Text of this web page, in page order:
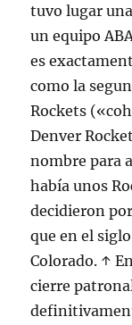
tuvo lugar
un equipo
es
como la
Rockets
Denver
nombre para
había unos
decidieron
que en el
Colorado. ↑
cierre